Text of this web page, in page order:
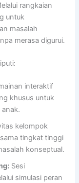
rangkaian
untuk
masalah
merasa digurui.
interaktif
khusus untuk
kelompok
tingkat tinggi
konseptual.
Sesi
simulasi peran